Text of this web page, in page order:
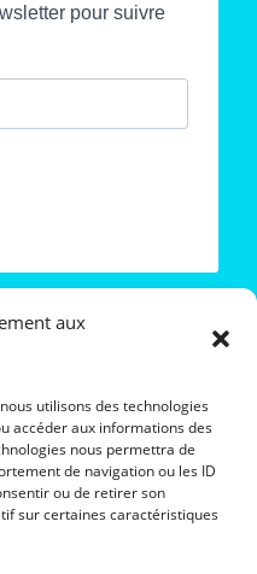
aux
utilisons des technologies
accéder aux informations des
nous permettra de
de navigation ou les ID
ou de retirer son
sur certaines caractéristiques
pour suivre
Facebook